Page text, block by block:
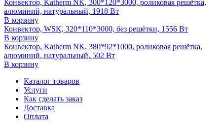
Конвектор, Katherm NK, 300*120*3000, роликовая решётка,
алюминий, натуральный, 1918 Вт
В корзину
Конвектор, WSK, 320*110*3000, без решётки, 1556 Вт
В корзину
Конвектор, Katherm NK, 380*92*1000, роликовая решётка,
алюминий, натуральный, 502 Вт
В корзину
Каталог товаров
Услуги
Как сделать заказ
Доставка
Оплата